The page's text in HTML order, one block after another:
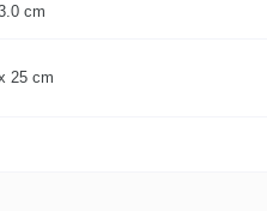
cm
25 cm